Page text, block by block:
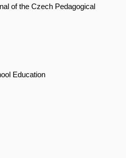
of the Czech Pedagogical
Education